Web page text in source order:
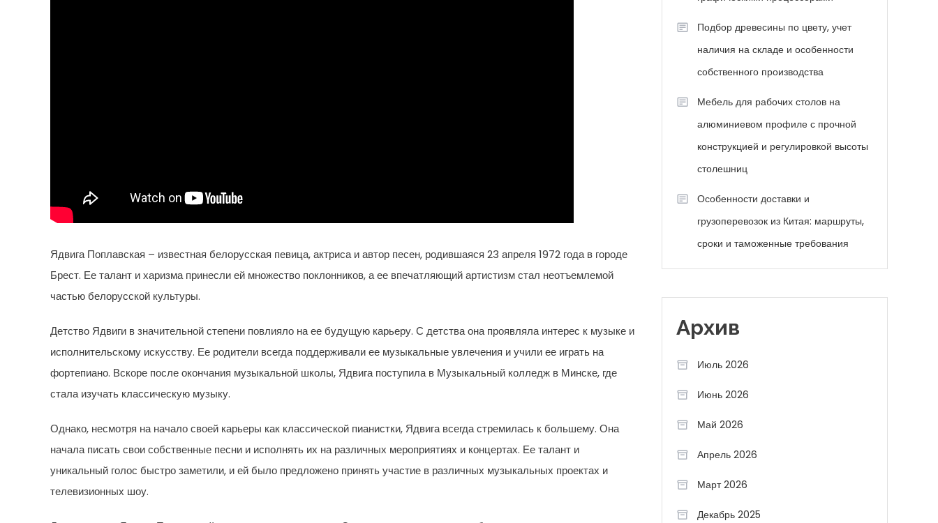
Ядвига Поплавская – известная белорусская певица, актриса и автор песен, родившаяся 23 апреля 1972 года в городе
Брест. Ее талант и харизма принесли ей множество поклонников, а ее впечатляющий артистизм стал неотъемлемой
частью белорусской культуры.
Детство Ядвиги в значительной степени повлияло на ее будущую карьеру. С детства она проявляла интерес к музыке и
исполнительскому искусству. Ее родители всегда поддерживали ее музыкальные увлечения и учили ее играть на
фортепиано. Вскоре после окончания музыкальной школы, Ядвига поступила в Музыкальный колледж в Минске, где
стала изучать классическую музыку.
Однако, несмотря на начало своей карьеры как классической пианистки, Ядвига всегда стремилась к большему. Она
начала писать свои собственные песни и исполнять их на различных мероприятиях и концертах. Ее талант и
уникальный голос быстро заметили, и ей было предложено принять участие в различных музыкальных проектах и
телевизионных шоу.
Подбор древесины по цвету, учет
наличия на складе и особенности
собственного производства
Мебель для рабочих столов на
алюминиевом профиле с прочной
конструкцией и регулировкой высоты
столешниц
Особенности доставки и
грузоперевозок из Китая: маршруты,
сроки и таможенные требования
Архив
Июль 2026
Июнь 2026
Май 2026
Апрель 2026
Март 2026
Декабрь 2025